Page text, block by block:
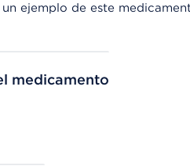
ejemplo de este
medicamento